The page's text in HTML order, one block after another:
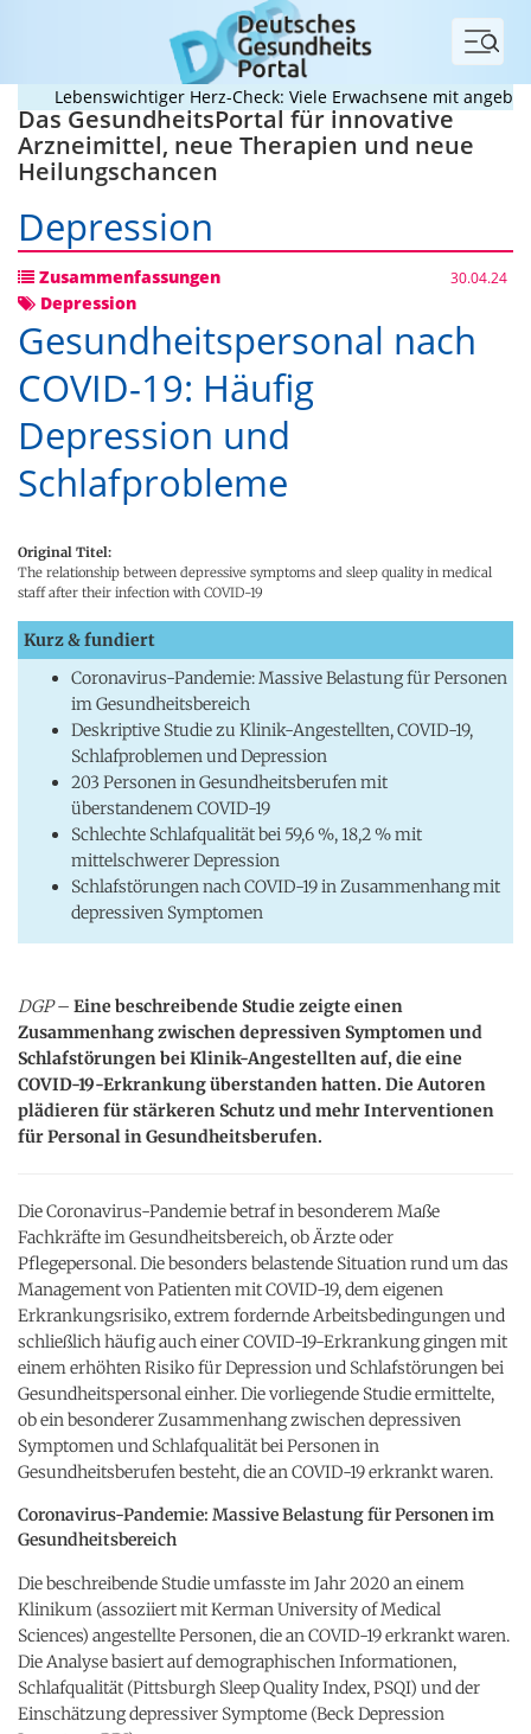
Menü
Lebenswichtiger Herz-Check: Viele Erwachsene mit
Das GesundheitsPortal für innovative
Arzneimittel, neue Therapien und neue
Heilungschancen
Depression
Zusammenfassungen 30.04.24
Depression
Gesundheitspersonal nach
COVID-19: Häufig
Depression und
Schlafprobleme
Original Titel:
The relationship between depressive symptoms and sleep quality in medical
staff after their infection with COVID-19
Kurz & fundiert
Coronavirus-Pandemie: Massive Belastung für Personen
im Gesundheitsbereich
Deskriptive Studie zu Klinik-Angestellten, COVID-19,
Schlafproblemen und Depression
203 Personen in Gesundheitsberufen mit
überstandenem COVID-19
Schlechte Schlafqualität bei 59,6 %, 18,2 % mit
mittelschwerer Depression
Schlafstörungen nach COVID-19 in Zusammenhang mit
depressiven Symptomen
DGP– Eine beschreibende Studie zeigte einen
Zusammenhang zwischen depressiven Symptomen und
Schlafstörungen bei Klinik-Angestellten auf, die eine
COVID-19-Erkrankung überstanden hatten. Die Autoren
plädieren für stärkeren Schutz und mehr Interventionen
für Personal in Gesundheitsberufen.
Die Coronavirus-Pandemie betraf in besonderem Maße
Fachkräfte im Gesundheitsbereich, ob Ärzte oder
Pflegepersonal. Die besonders belastende Situation rund um das
Management von Patienten mit COVID-19, dem eigenen
Erkrankungsrisiko, extrem fordernde Arbeitsbedingungen und
schließlich häufig auch einer COVID-19-Erkrankung gingen mit
einem erhöhten Risiko für Depression und Schlafstörungen bei
Gesundheitspersonal einher. Die vorliegende Studie ermittelte,
ob ein besonderer Zusammenhang zwischen depressiven
Symptomen und Schlafqualität bei Personen in
Gesundheitsberufen besteht, die an COVID-19 erkrankt waren.
Coronavirus-Pandemie: Massive Belastung für Personen im
Gesundheitsbereich
Die beschreibende Studie umfasste im Jahr 2020 an einem
Klinikum (assoziiert mit Kerman University of Medical
Sciences) angestellte Personen, die an COVID-19 erkrankt waren.
Die Analyse basiert auf demographischen Informationen,
Schlafqualität (Pittsburgh Sleep Quality Index, PSQI) und der
Einschätzung depressiver Symptome (Beck Depression